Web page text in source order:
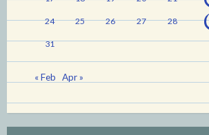
24 25 26 27 28
31
« Feb Apr »